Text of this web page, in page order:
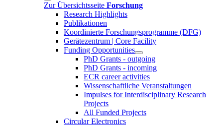
Zur Übersichtsseite Forschung
Research Highlights
Publikationen
Koordinierte Forschungsprogramme (DFG)
Gerätezentrum | Core Facility
Funding Opportunities
PhD Grants - outgoing
PhD Grants - incoming
ECR career activities
Wissenschaftliche Veranstaltungen
Impulses for Interdisciplinary Research
Projects
All Funded Projects
Circular Electronics